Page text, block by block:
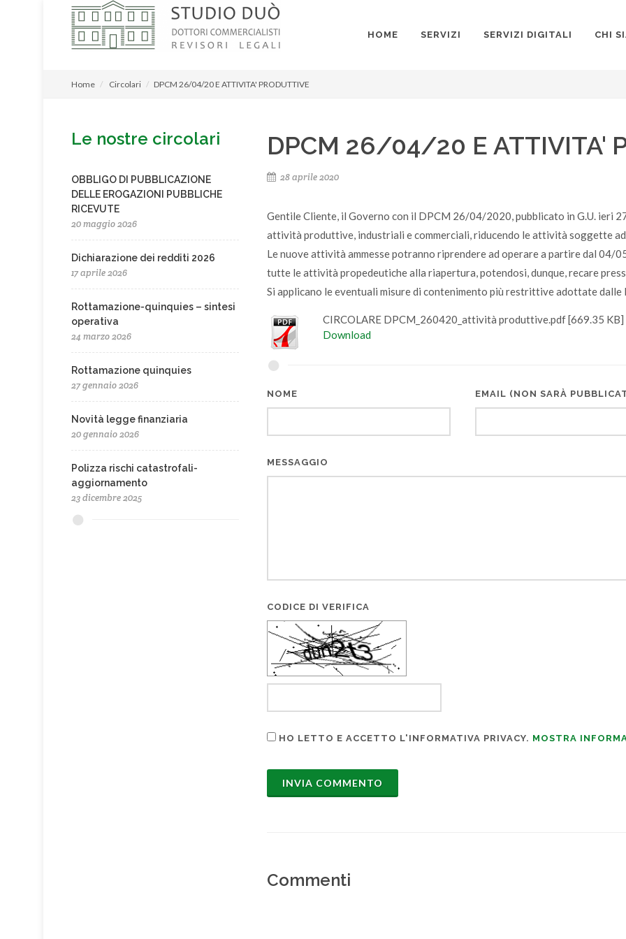
HOME SERVIZI SERVIZI DIGITALI CHI
Home Circolari DPCM 26/04/20 E ATTIVITA' PRODUTTIVE
DPCM 26/04/20 E ATTIVITA'
28 aprile 2020
Gentile Cliente, il Governo con il DPCM 26/04/2020, pubblicato in G.U. ieri
attività produttive, industriali e commerciali, riducendo le attività soggette
Le nuove attività ammesse potranno riprendere ad operare a partire dal 04/
tutte le attività propedeutiche alla riapertura, potendosi, dunque, recare
Si applicano le eventuali misure di contenimento più restrittive adottate dalle
CIRCOLARE DPCM_260420_attività produttive.pdf [669.35 KB]
Download
NOME EMAIL (NON SARÀ
MESSAGGIO
CODICE DI VERIFICA
HO LETTO E ACCETTO L'INFORMATIVA PRIVACY. MOSTRA
Commenti
Le nostre circolari
OBBLIGO DI PUBBLICAZIONE
DELLE EROGAZIONI PUBBLICHE
RICEVUTE
20 maggio 2026
Dichiarazione dei redditi 2026
17 aprile 2026
Rottamazione-quinquies – sintesi
operativa
24 marzo 2026
Rottamazione quinquies
27 gennaio 2026
Novità legge finanziaria
20 gennaio 2026
Polizza rischi catastrofali-
aggiornamento
23 dicembre 2025